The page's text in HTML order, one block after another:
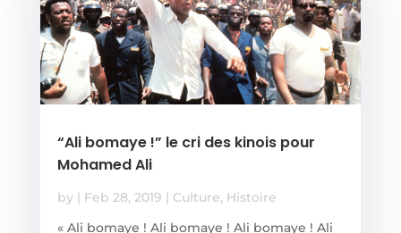
“Ali bomaye !” le cri des kinois pour
Mohamed Ali
by | Feb 28, 2019 | Culture, Histoire
« Ali bomaye ! Ali bomaye ! Ali bomaye ! Ali